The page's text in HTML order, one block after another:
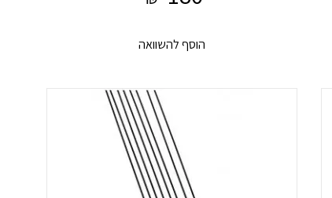
הוסף להשוואה